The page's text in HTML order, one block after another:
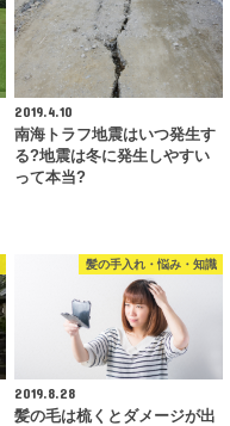
2019.4.10
南海トラフ地震はいつ発生す
る?地震は冬に発生しやすい
って本当?
髪の手入れ・悩み・知識
2019.8.28
髪の毛は梳くとダメージが出